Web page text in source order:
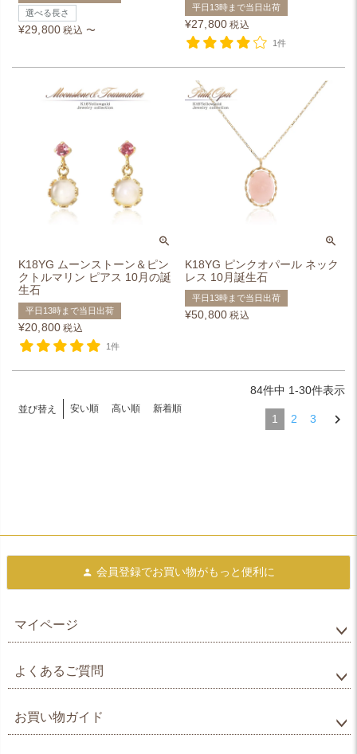
選べる長さ
¥29,800 税込 〜
平日13時まで当日出荷
¥27,800 税込
1件
K18YG ムーンストーン＆ピン
クトルマリン ピアス 10月の誕
生石
平日13時まで当日出荷
¥20,800 税込
1件
K18YG ピンクオパール ネック
レス 10月誕生石
平日13時まで当日出荷
¥50,800 税込
並び替え 安い順 高い順 新着順
84件中 1-30件表示
1 2 3
会員登録でお買い物がもっと便利に
マイページ
よくあるご質問
お買い物ガイド